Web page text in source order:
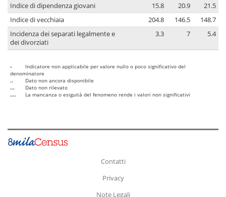
Indice di dipendenza giovani
15.8 20.9
21.5
Indice di vecchiaia
204.8 146.5
148.7
Incidenza dei separati legalmente e
dei divorziati
3.3 7 5.4
-
Indicatore non applicabile per valore nullo o poco significativo del
denominatore
..
Dato non ancora disponibile
...
Dato non rilevato
....
La mancanza o esiguità del fenomeno rende i valori non significativi
Contatti
Privacy
Note Legali